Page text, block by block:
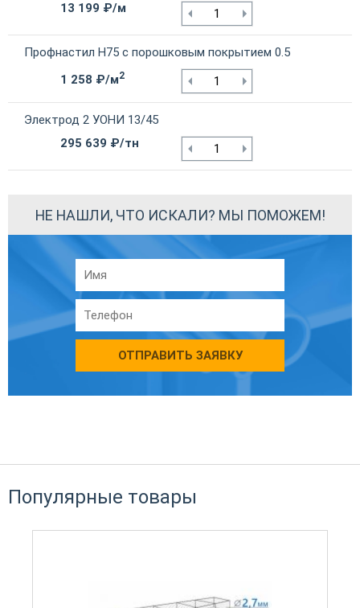
13 199 ₽/м
Профнастил Н75 с порошковым покрытием 0.5
1 258 ₽/м2
Электрод 2 УОНИ 13/45
295 639 ₽/тн
НЕ НАШЛИ, ЧТО ИСКАЛИ? МЫ ПОМОЖЕМ!
ОТПРАВИТЬ ЗАЯВКУ
Популярные товары